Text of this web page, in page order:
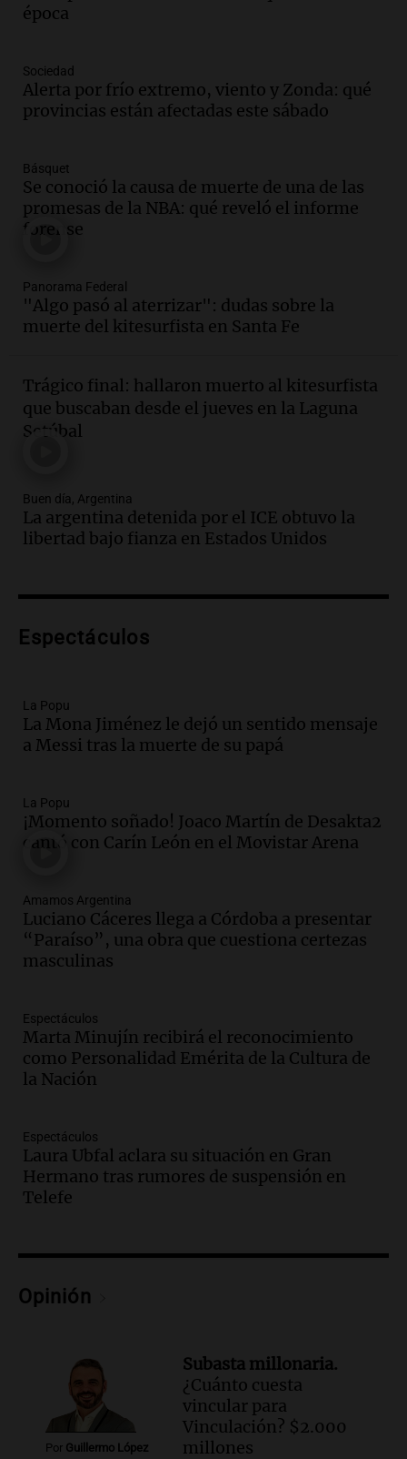
Una mañana para todos
Audio.
metros del río Suquía y retiraron hasta
800 kilos de basura por jornada
Audio.La historia de la servilleta que
firmó Jorge Messi para el primer
contrato de Leo con Barcelona
Una mañana para todos
Audio.Joan Gaspart: "Sin Jorge, no sé si
Messi hubiera llegado adonde llegó"
Una mañana para todos
Audio.El orgullo y el sueño argentino de
Jorge Messi en una entrevista con Rony
Vargas en 2007
Audio.El abuelo de Agostina Vega, tras
las nuevas detenciones: "En esa casa
todos tenían algo que ver"
del desayuno ideal: qué alimentos
Audio.Murió Jorge Messi
Audio.Mateo, a los 25 años, lucha
contra el tiempo: necesita un trasplante
Una mañana para todos
Episodios
Audio. Estiman que la inflación nacional
de julio será menor al 2,9% registrado
Episodios
Audio.Altas Cumbres: rescataron a una
cabra que llevaba ocho días atrapada en
un precipicio
Episodios
Audio.Chile planteó mejorar la
conectividad fronteriza, aérea y digital
con Jujuy
qué crece el consumo de alimentos con
proteínas
Audio.
Investigan un asalto millonario a
la cooperativa Talamochita en Villa
María
Panorama Federal
época
Sociedad
Alerta por frío extremo, viento y Zonda: qué
provincias están afectadas este sábado
Básquet
Se conoció la causa de muerte de una de las
promesas de la NBA: qué reveló el informe
forense
Panorama Federal
"Algo pasó al aterrizar": dudas sobre la
muerte del kitesurfista en Santa Fe
Trágico final: hallaron muerto al kitesurfista
que buscaban desde el jueves en la Laguna
Setúbal
Buen día, Argentina
La argentina detenida por el ICE obtuvo la
libertad bajo fianza en Estados Unidos
Espectáculos
La Popu
La Mona Jiménez le dejó un sentido mensaje
a Messi tras la muerte de su papá
La Popu
¡Momento soñado! Joaco Martín de Desakta2
cantó con Carín León en el Movistar Arena
Amamos Argentina
Luciano Cáceres llega a Córdoba a presentar
“Paraíso”, una obra que cuestiona certezas
masculinas
Espectáculos
Marta Minujín recibirá el reconocimiento
como Personalidad Emérita de la Cultura de
la Nación
Espectáculos
Laura Ubfal aclara su situación en Gran
Hermano tras rumores de suspensión en
Telefe
Opinión
Por Guillermo López
Subasta millonaria.
¿Cuánto cuesta
vincular para
Vinculación? $2.000
millones